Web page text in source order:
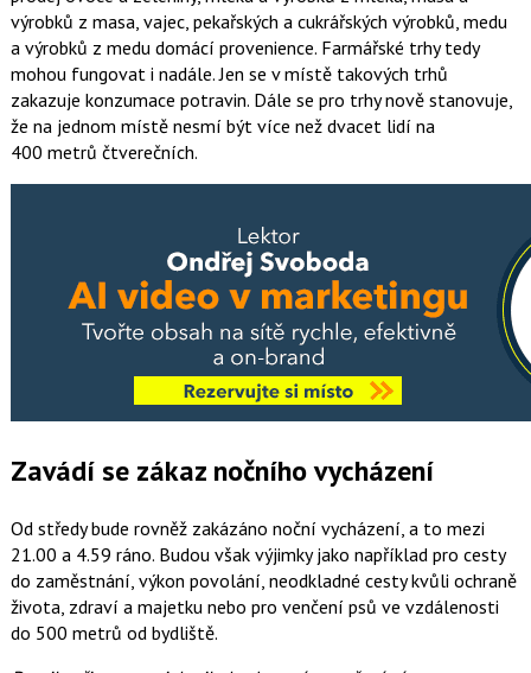
výrobků z masa, vajec, pekařských a cukrářských výrobků, medu
a výrobků z medu domácí provenience. Farmářské trhy tedy
mohou fungovat i nadále. Jen se v místě takových trhů
zakazuje konzumace potravin. Dále se pro trhy nově stanovuje,
že na jednom místě nesmí být více než dvacet lidí na
400 metrů čtverečních.
Zavádí se zákaz nočního vycházení
Od středy bude rovněž zakázáno noční vycházení, a to mezi
21.00 a 4.59 ráno. Budou však výjimky jako například pro cesty
do zaměstnání, výkon povolání, neodkladné cesty kvůli ochraně
života, zdraví a majetku nebo pro venčení psů ve vzdálenosti
do 500 metrů od bydliště.